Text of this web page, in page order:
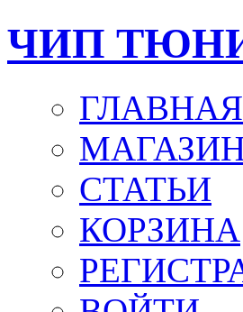
ЧИП
ГЛАВНАЯ
СТАТЬИ
КОРЗИНА